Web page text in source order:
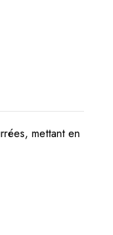
mettant en